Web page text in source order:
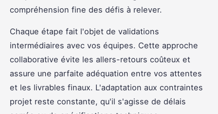
compréhension fine des défis à relever.
Chaque étape fait l'objet de validations
intermédiaires avec vos équipes. Cette approche
collaborative évite les allers-retours coûteux et
assure une parfaite adéquation entre vos attentes
et les livrables finaux. L'adaptation aux contraintes
projet reste constante, qu'il s'agisse de délais